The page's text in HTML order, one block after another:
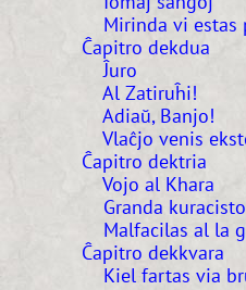
Mirinda vi estas
Ĉapitro dekdua
Ĵuro
Al Zatiruĥi!
Adiaŭ, Banjo!
Vlaĉjo venis
Ĉapitro dektria
Vojo al Khara
Granda kuracisto
Malfacilas al la
Ĉapitro dekkvara
Kiel fartas via